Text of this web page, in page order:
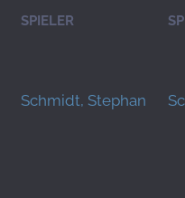
SPIELER
Schmidt, Stephan